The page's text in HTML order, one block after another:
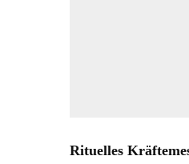
Rituelles